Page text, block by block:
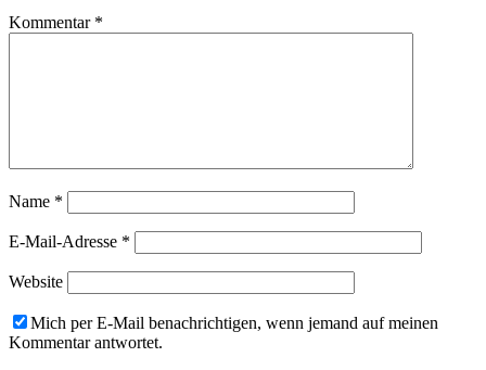
Kommentar *
Name *
E-Mail-Adresse *
Website
Mich per E-Mail benachrichtigen, wenn jemand auf meinen
Kommentar antwortet.